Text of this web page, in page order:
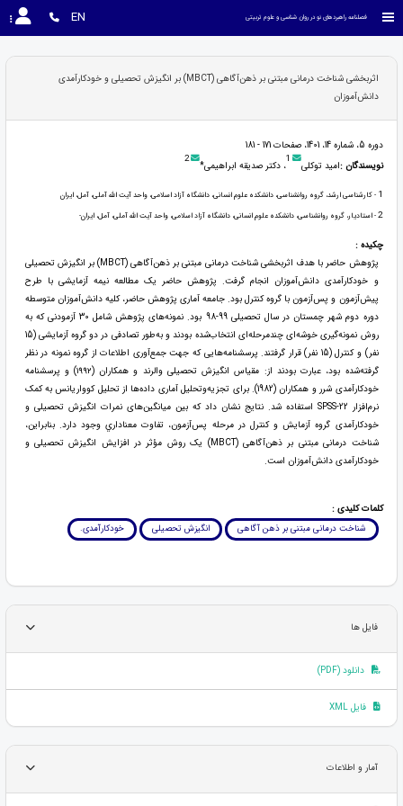
فصلنامه راهبردهای نو در روان شناسی و علوم تربیتی EN
اثربخشی شناخت درمانی مبتنی بر ذهن‌آگاهی (MBCT) بر انگیزش تحصیلی و خودکارآمدی
دانش‌آموزان
دوره 5، شماره 14، 1401، صفحات 171 - 181
نویسندگان :امید توکلی 1، دکتر صدیقه ابراهیمی* 2
1 - کارشناسی ارشد، گروه روانشناسی، دانشکده علوم انسانی، دانشگاه آزاد اسلامی، واحد آیت الله آملی، آمل، ایران
2- استادیار، گروه روانشناسی، دانشکده علوم انسانی، دانشگاه آزاد اسلامی، واحد آیت الله آملی، آمل، ایران-
چکیده :
پژوهش حاضر با هدف اثربخشی شناخت درمانی مبتنی بر ذهن‌آگاهی (MBCT) بر انگیزش تحصیلی
و خودکارآمدی دانش‌آموزان انجام گرفت. پژوهش حاضر یک مطالعه نیمه آزمایشی با طرح
پیش‌آزمون و پس‌آزمون با گروه کنترل بود. جامعه آماری پژوهش حاضر، کلیه دانش‌آموزان متوسطه
دوره دوم شهر چمستان در سال تحصیلی 99-98 بود. نمونه‌های پژوهش شامل 30 آزمودنی که به
روش نمونه‌گیری خوشه‌ای چندمرحله‌ای انتخاب‌شده بودند و به‌طور تصادفی در دو گروه آزمایشی (15
نفر) و کنترل (15 نفر) قرار گرفتند. پرسشنامه‌هایی که جهت جمع‌آوری اطلاعات از گروه نمونه در نظر
گرفته‌شده بود، عبارت بودند از: مقیاس انگیزش تحصیلی والرند و همکاران (۱۹۹۲) و پرسشنامه
خودکارآمدی شرر و همکاران (1982). برای تجزیه‌وتحلیل آماری داده‌ها از تحلیل کوواریانس به کمک
نرم‌افزار SPSS-22 استفاده شد. نتایج نشان داد که بين میانگین‌های نمرات انگیزش تحصیلی و
خودکارآمدی گروه آزمايش و کنترل در مرحله پس‌آزمون، تفاوت معناداري وجود دارد. بنابراین،
شناخت درمانی مبتنی بر ذهن‌آگاهی (MBCT) یک روش مؤثر در افزایش انگیزش تحصیلی و
خودکارآمدی دانش‌آموزان است.
کلمات کلیدی :
شناخت درمانی مبتنی بر ذهن آگاهی
انگیزش تحصیلی خودکارآمدی.
فایل ها
دانلود (PDF)
فایل XML
آمار و اطلاعات